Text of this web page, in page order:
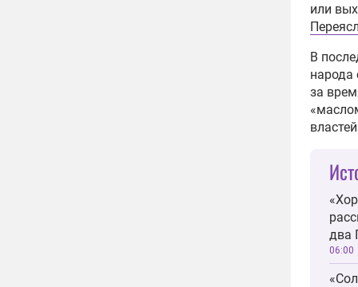
или
В
народа
за
два
06:00